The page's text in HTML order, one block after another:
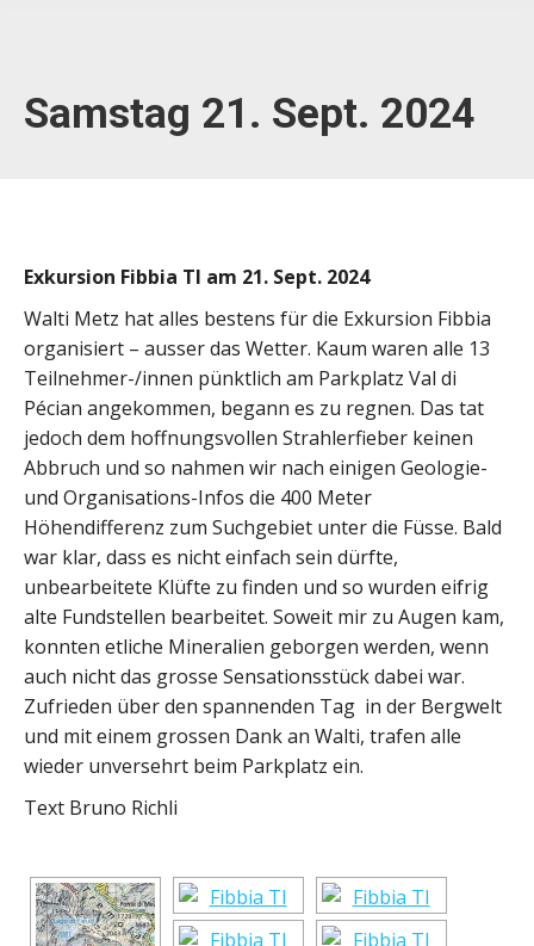
Samstag 21. Sept. 2024
Exkursion Fibbia TI am 21. Sept. 2024
Walti Metz hat alles bestens für die Exkursion Fibbia
organisiert – ausser das Wetter. Kaum waren alle 13
Teilnehmer-/innen pünktlich am Parkplatz Val di
Pécian angekommen, begann es zu regnen. Das tat
jedoch dem hoffnungsvollen Strahlerfieber keinen
Abbruch und so nahmen wir nach einigen Geologie-
und Organisations-Infos die 400 Meter
Höhendifferenz zum Suchgebiet unter die Füsse. Bald
war klar, dass es nicht einfach sein dürfte,
unbearbeitete Klüfte zu finden und so wurden eifrig
alte Fundstellen bearbeitet. Soweit mir zu Augen kam,
konnten etliche Mineralien geborgen werden, wenn
auch nicht das grosse Sensationsstück dabei war.
Zufrieden über den spannenden Tag in der Bergwelt
und mit einem grossen Dank an Walti, trafen alle
wieder unversehrt beim Parkplatz ein.
Text Bruno Richli